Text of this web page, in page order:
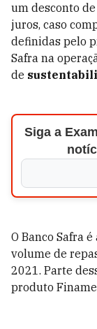
um desconto
juros, caso
definidas pelo
Safra na
de
Siga a
O Banco Safra
volume de
2021. Parte
produto